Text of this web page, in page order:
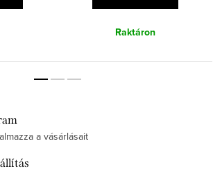
Raktáron
a vásárlásait